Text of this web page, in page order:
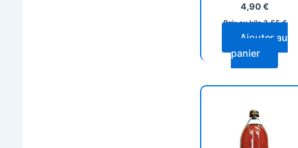
4,90€
Prix au kilo 3,55€
Ajouter au
panier